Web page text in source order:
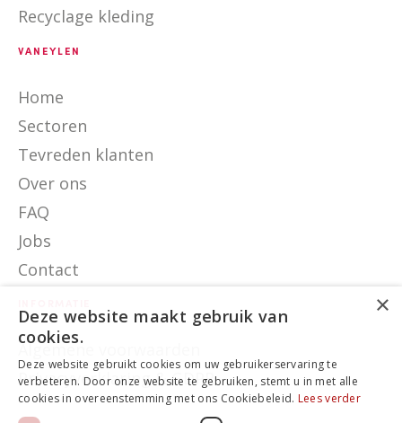
Recyclage kleding
VANEYLEN
Home
Sectoren
Tevreden klanten
Over ons
FAQ
Jobs
Contact
Algemene voorwaarden
Privacyverklaring & GDPR
×
Deze website maakt gebruik van
cookies.
Deze website gebruikt cookies om uw gebruikerservaring te
verbeteren. Door onze website te gebruiken, stemt u in met alle
cookies in overeenstemming met ons Cookiebeleid. Lees verder